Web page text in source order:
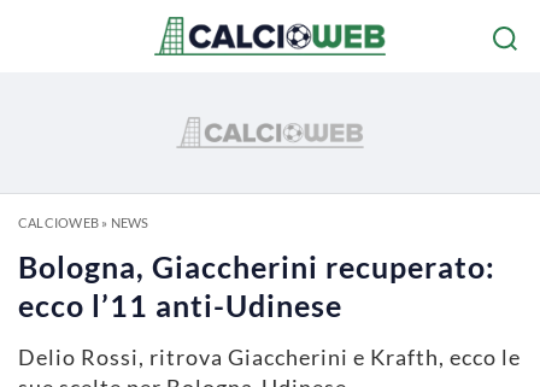
CALCIOWEB» NEWS
Bologna, Giaccherini recuperato:
ecco l’11 anti-Udinese
Delio Rossi, ritrova Giaccherini e Krafth, ecco le